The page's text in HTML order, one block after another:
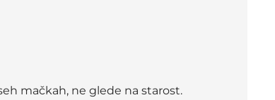
mačkah, ne glede na starost.